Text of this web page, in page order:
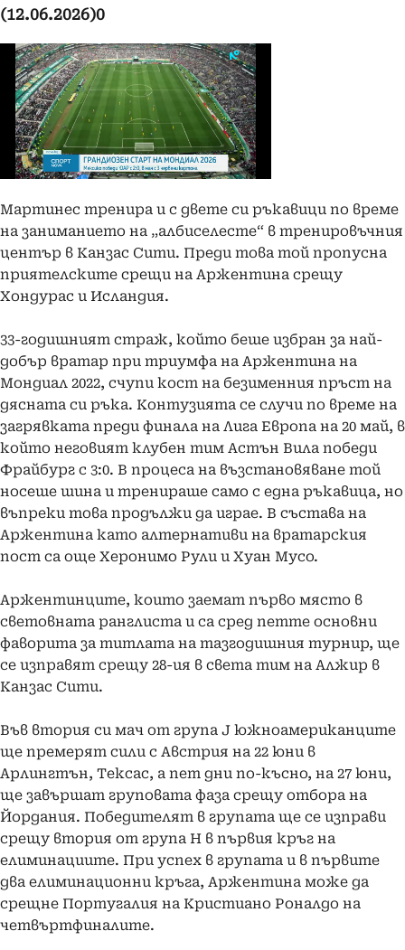
(12.06.2026)0
Мартинес тренира и с двете си ръкавици по време
на заниманието на „албиселесте“ в тренировъчния
център в Канзас Сити. Преди това той пропусна
приятелските срещи на Аржентина срещу
Хондурас и Исландия.
33-годишният страж, който беше избран за най-
добър вратар при триумфа на Аржентина на
Мондиал 2022, счупи кост на безименния пръст на
дясната си ръка. Контузията се случи по време на
загрявката преди финала на Лига Европа на 20 май, в
който неговият клубен тим Астън Вила победи
Фрайбург с 3:0. В процеса на възстановяване той
носеше шина и тренираше само с една ръкавица, но
въпреки това продължи да играе. В състава на
Аржентина като алтернативи на вратарския
пост са още Херонимо Рули и Хуан Мусо.
Аржентинците, които заемат първо място в
световната ранглиста и са сред петте основни
фаворита за титлата на тазгодишния турнир, ще
се изправят срещу 28-ия в света тим на Алжир в
Канзас Сити.
Във втория си мач от група J южноамериканците
ще премерят сили с Австрия на 22 юни в
Арлингтън, Тексас, а пет дни по-късно, на 27 юни,
ще завършат груповата фаза срещу отбора на
Йордания. Победителят в групата ще се изправи
срещу втория от група H в първия кръг на
елиминациите. При успех в групата и в първите
два елиминационни кръга, Аржентина може да
срещне Португалия на Кристиано Роналдо на
четвъртфиналите.